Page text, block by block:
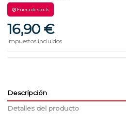
Fuera de stock
16,90 €
Impuestos incluidos
Descripción
Detalles del producto